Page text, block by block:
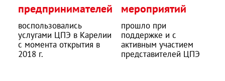
предпринимателей
воспользовались
услугами ЦПЭ в Карелии
с момента открытия в
2018 г.
мероприятий
прошло при
поддержке и с
активным участием
представителей ЦПЭ